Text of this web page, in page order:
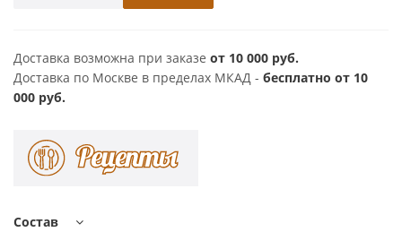
Доставка возможна при заказе от 10 000 руб.
Доставка по Москве в пределах МКАД - бесплатно от 10
000 руб.
Состав